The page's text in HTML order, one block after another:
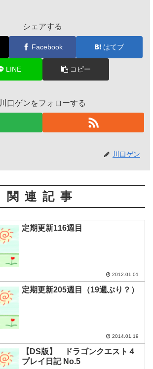
シェアする
Facebook はてブ
LINE コピー
川口ゲンをフォローする
川口ゲン
関連記事
定期更新116週目
2012.01.01
定期更新205週目（19週ぶり？）
2014.01.19
【DS版】 ドラゴンクエスト４
プレイ日記 No.5